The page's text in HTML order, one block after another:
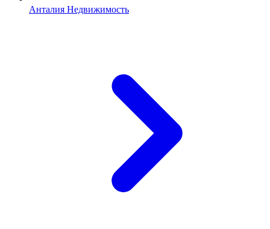
Анталия Недвижимость